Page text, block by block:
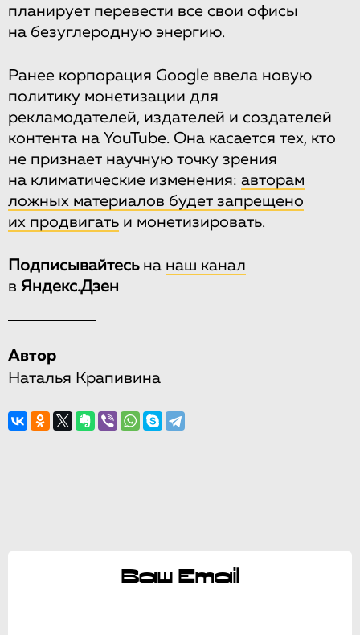
планирует перевести все свои офисы
на безуглеродную энергию.
Ранее корпорация Google ввела новую
политику монетизации для
рекламодателей, издателей и создателей
контента на YouTube. Она касается тех, кто
не признает научную точку зрения
на климатические изменения: авторам
ложных материалов будет запрещено
их продвигать и монетизировать.
Подписывайтесьна наш канал
в Яндекс.Дзен
Автор
Наталья Крапивина
Ваш Email